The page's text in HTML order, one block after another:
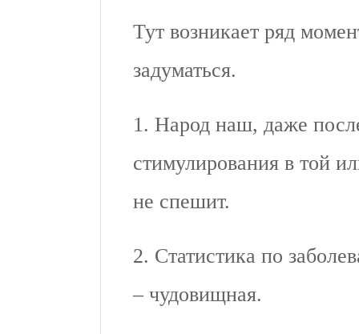
Тут возникает ряд
задуматься.
1. Народ наш, даже
стимулирования в той
не спешит.
2. Статистика по
– чудовищная.